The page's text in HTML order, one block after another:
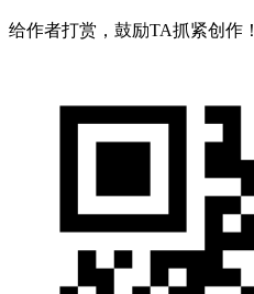
给作者打赏，鼓励TA抓紧创作！